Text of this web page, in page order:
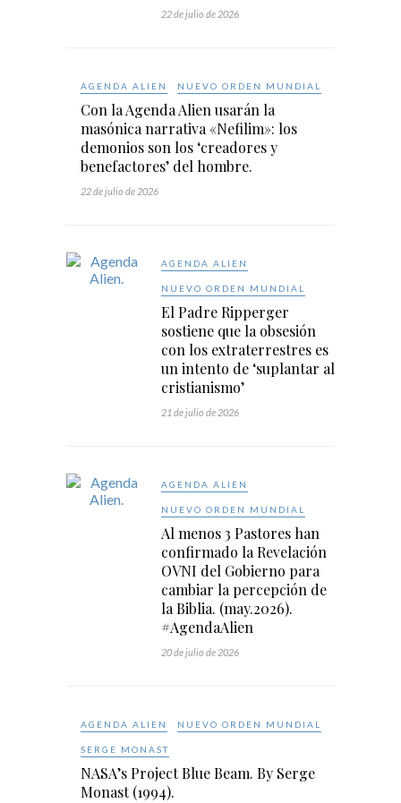
22 de julio de 2026
AGENDA ALIEN NUEVO ORDEN MUNDIAL
Con la Agenda Alien usarán la
masónica narrativa «Nefilim»: los
demonios son los ‘creadores y
benefactores’ del hombre.
22 de julio de 2026
AGENDA ALIEN
NUEVO ORDEN MUNDIAL
El Padre Ripperger
sostiene que la obsesión
con los extraterrestres es
un intento de ‘suplantar al
cristianismo’
21 de julio de 2026
AGENDA ALIEN
NUEVO ORDEN MUNDIAL
Al menos 3 Pastores han
confirmado la Revelación
OVNI del Gobierno para
cambiar la percepción de
la Biblia. (may.2026).
#AgendaAlien
20 de julio de 2026
AGENDA ALIEN NUEVO ORDEN MUNDIAL
SERGE MONAST
NASA’s Project Blue Beam. By Serge
Monast (1994).